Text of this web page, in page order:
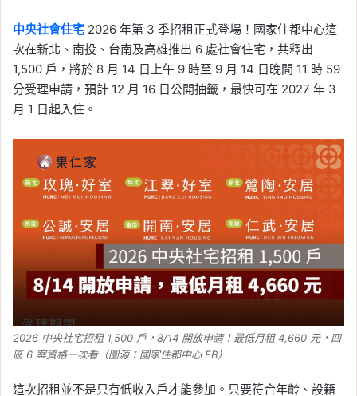
中央社會住宅 2026 年第 3 季招租正式登場！國家住都中心這
次在新北、南投、台南及高雄推出 6 處社會住宅，共釋出
1,500 戶，將於 8 月 14 日上午 9 時至 9 月 14 日晚間 11 時 59
分受理申請，預計 12 月 16 日公開抽籤，最快可在 2027 年 3
月 1 日起入住。
2026 中央社宅招租 1,500 戶，8/14 開放申請！最低月租 4,660 元，四
區 6 案資格一次看（圖源：國家住都中心 FB）
這次招租並不是只有低收入戶才能參加。只要符合年齡、設籍